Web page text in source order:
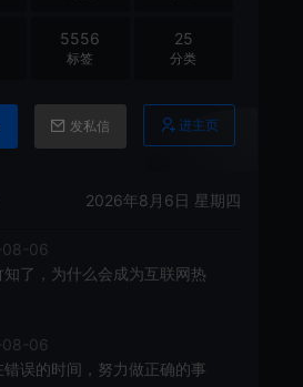
5556
标签
25
分类
发私信 进主页
2026年8月6日 星期四
08-06
知了，为什么会成为互联网热
08-06
错误的时间，努力做正确的事